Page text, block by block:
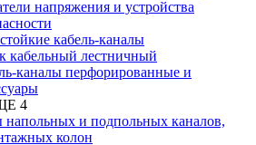
напряжения и устройства
кабель-каналы
кабельный лестничный
каналы перфорированные и
4